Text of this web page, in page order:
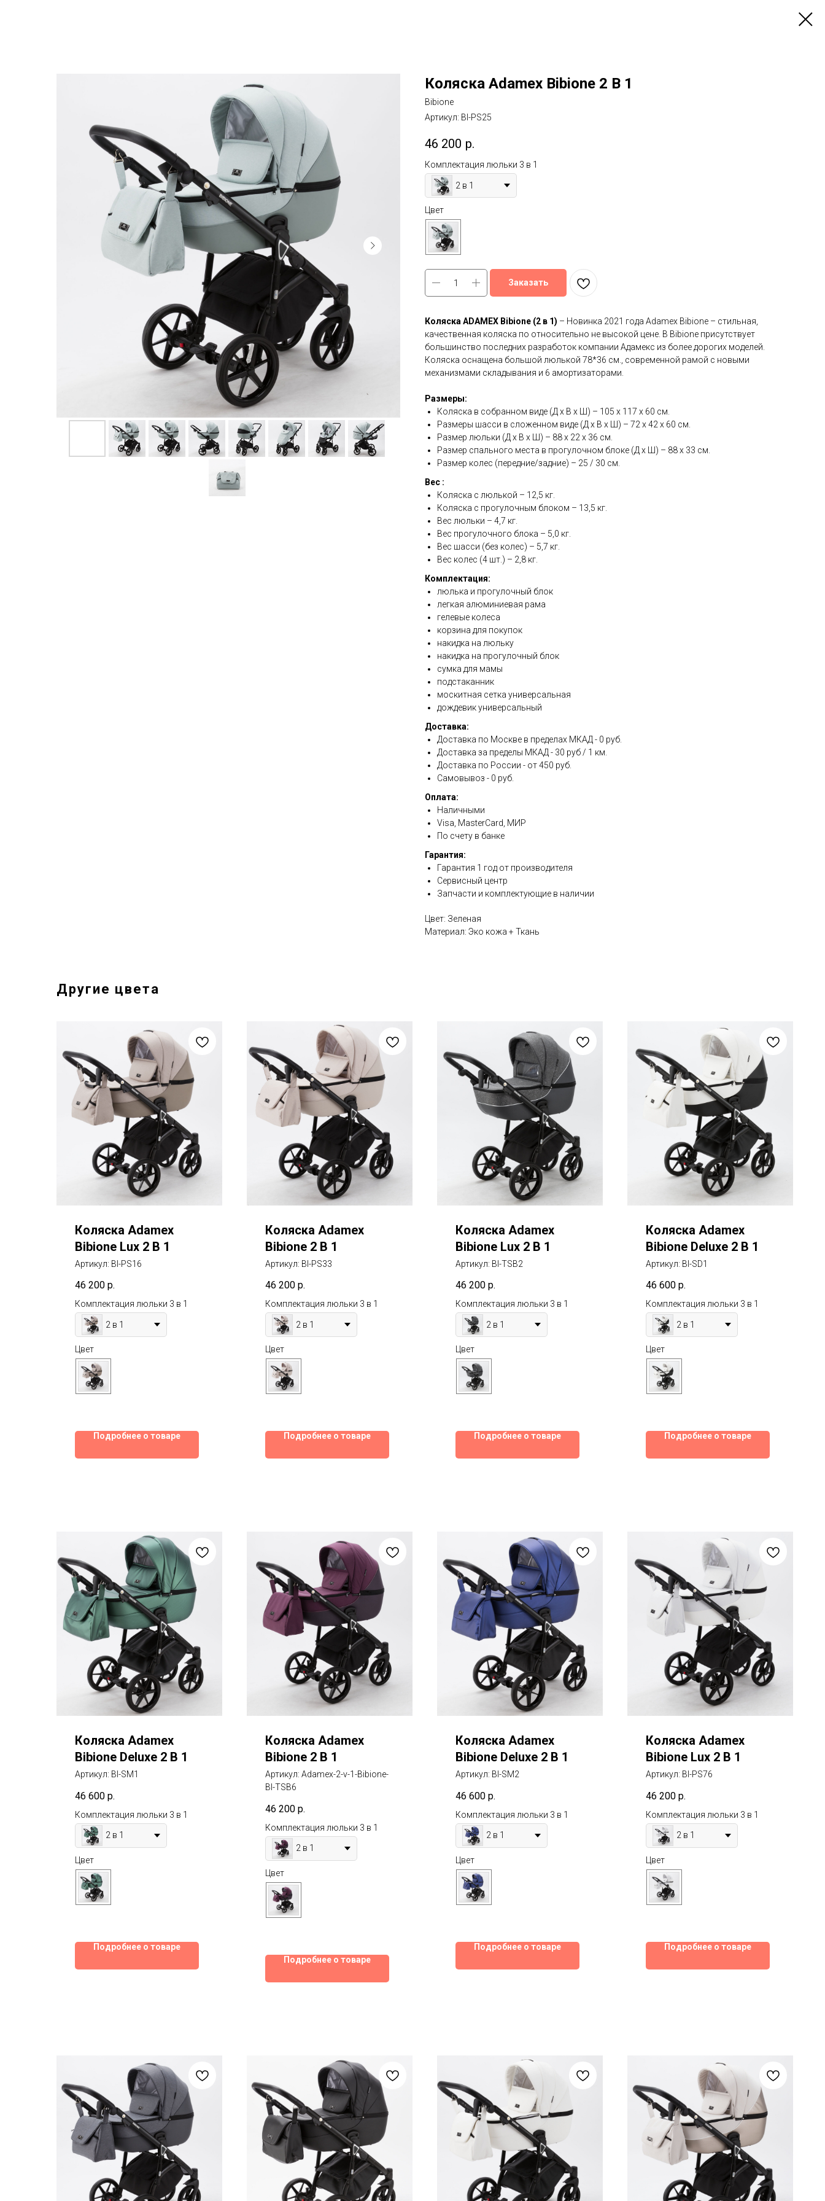
Коляска Adamex Bibione 2 В 1
Bibione
Артикул: BI-PS25
46 200 р.
Комплектация люльки 3 в 1
2 в 1
Цвет
Заказать
Коляска ADAMEX Bibione (2 в 1) – Новинка 2021 года Adamex Bibione – стильная,
качественная коляска по относительно не высокой цене. В Bibione присутствует
большинство последних разработок компании Адамекс из более дорогих моделей.
Коляска оснащена большой люлькой 78*36 см., современной рамой с новыми
механизмами складывания и 6 амортизаторами.
Размеры:
Коляска в собранном виде (Д х В х Ш) – 105 х 117 х 60 см.
Размеры шасси в сложенном виде (Д х В х Ш) – 72 х 42 х 60 см.
Размер люльки (Д х В х Ш) – 88 х 22 х 36 см.
Размер спального места в прогулочном блоке (Д х Ш) – 88 х 33 см.
Размер колес (передние/задние) – 25 / 30 см.
Вес :
Коляска с люлькой – 12,5 кг.
Коляска с прогулочным блоком – 13,5 кг.
Вес люльки – 4,7 кг.
Вес прогулочного блока – 5,0 кг.
Вес шасси (без колес) – 5,7 кг.
Вес колес (4 шт.) – 2,8 кг.
Комплектация:
люлька и прогулочный блок
легкая алюминиевая рама
гелевые колеса
корзина для покупок
накидка на люльку
накидка на прогулочный блок
сумка для мамы
подстаканник
москитная сетка универсальная
дождевик универсальный
Доставка:
Доставка по Москве в пределах МКАД - 0 руб.
Доставка за пределы МКАД - 30 руб / 1 км.
Доставка по России - от 450 руб.
Самовывоз - 0 руб.
Оплата:
Наличными
Visa, MasterCard, МИР
По счету в банке
Гарантия:
Гарантия 1 год от производителя
Сервисный центр
Запчасти и комплектующие в наличии
Цвет: Зеленая
Материал: Эко кожа + Ткань
Другие цвета
Коляска Adamex
Bibione Lux 2 В 1
Артикул: BI-PS16
46 200 р.
Комплектация люльки 3 в 1
2 в 1
Цвет
Подробнее о товаре
Коляска Adamex
Bibione 2 В 1
Артикул: BI-PS33
46 200 р.
Комплектация люльки 3 в 1
2 в 1
Цвет
Подробнее о товаре
Коляска Adamex
Bibione Lux 2 В 1
Артикул: BI-TSB2
46 200 р.
Комплектация люльки 3 в 1
2 в 1
Цвет
Подробнее о товаре
Коляска Adamex
Bibione Deluxe 2 В 1
Артикул: BI-SD1
46 600 р.
Комплектация люльки 3 в 1
2 в 1
Цвет
Подробнее о товаре
Коляска Adamex
Bibione Deluxe 2 В 1
Артикул: BI-SM1
46 600 р.
Комплектация люльки 3 в 1
2 в 1
Цвет
Подробнее о товаре
Коляска Adamex
Bibione 2 В 1
Артикул: Adamex-2-v-1-Bibione-
BI-TSB6
46 200 р.
Комплектация люльки 3 в 1
2 в 1
Цвет
Подробнее о товаре
Коляска Adamex
Bibione Deluxe 2 В 1
Артикул: BI-SM2
46 600 р.
Комплектация люльки 3 в 1
2 в 1
Цвет
Подробнее о товаре
Коляска Adamex
Bibione Lux 2 В 1
Артикул: BI-PS76
46 200 р.
Комплектация люльки 3 в 1
2 в 1
Цвет
Подробнее о товаре